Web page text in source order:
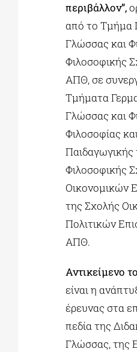
περιβάλλον”,
από το Τμήμα
Γλώσσας και
Φιλοσοφικής
ΑΠΘ, σε
Τμήματα
Γλώσσας και
Φιλοσοφίας
Παιδαγωγικής
Φιλοσοφικής
Οικονομικών
της Σχολής
Πολιτικών
ΑΠΘ.
Αντικείμενο
είναι η
έρευνας στα
πεδία της
Γλώσσας, της